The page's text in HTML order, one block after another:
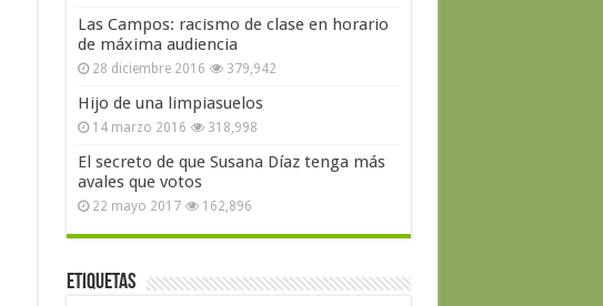
Las Campos: racismo de clase en horario
de máxima audiencia
28 diciembre 2016 379,942
Hijo de una limpiasuelos
14 marzo 2016 318,998
El secreto de que Susana Díaz tenga más
avales que votos
22 mayo 2017 162,896
Etiquetas